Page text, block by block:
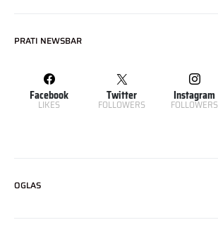
PRATI NEWSBAR
Facebook
LIKES
Twitter
FOLLOWERS
Instagram
FOLLOWERS
OGLAS